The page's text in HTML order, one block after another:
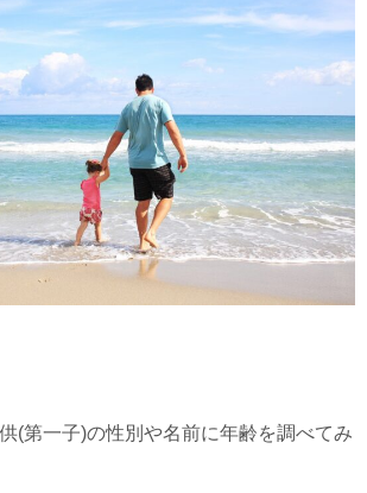
(第一子)の性別や名前に年齢を調べてみ